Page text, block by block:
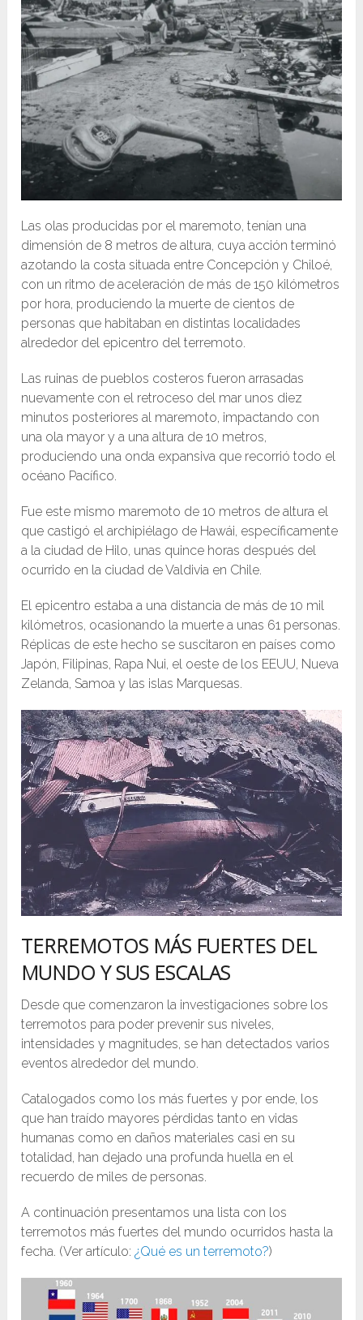
Las olas producidas por el maremoto, tenían una
dimensión de 8 metros de altura, cuya acción terminó
azotando la costa situada entre Concepción y Chiloé,
con un ritmo de aceleración de más de 150 kilómetros
por hora, produciendo la muerte de cientos de
personas que habitaban en distintas localidades
alrededor del epicentro del terremoto.
Las ruinas de pueblos costeros fueron arrasadas
nuevamente con el retroceso del mar unos diez
minutos posteriores al maremoto, impactando con
una ola mayor y a una altura de 10 metros,
produciendo una onda expansiva que recorrió todo el
océano Pacífico.
Fue este mismo maremoto de 10 metros de altura el
que castigó el archipiélago de Hawái, específicamente
a la ciudad de Hilo, unas quince horas después del
ocurrido en la ciudad de Valdivia en Chile.
El epicentro estaba a una distancia de más de 10 mil
kilómetros, ocasionando la muerte a unas 61 personas.
Réplicas de este hecho se suscitaron en países como
Japón, Filipinas, Rapa Nui, el oeste de los EEUU, Nueva
Zelanda, Samoa y las islas Marquesas.
TERREMOTOS MÁS FUERTES DEL
MUNDO Y SUS ESCALAS
Desde que comenzaron la investigaciones sobre los
terremotos para poder prevenir sus niveles,
intensidades y magnitudes, se han detectados varios
eventos alrededor del mundo.
Catalogados como los más fuertes y por ende, los
que han traído mayores pérdidas tanto en vidas
humanas como en daños materiales casi en su
totalidad, han dejado una profunda huella en el
recuerdo de miles de personas.
A continuación presentamos una lista con los
terremotos más fuertes del mundo ocurridos hasta la
fecha. (Ver artículo:¿Qué es un terremoto?)